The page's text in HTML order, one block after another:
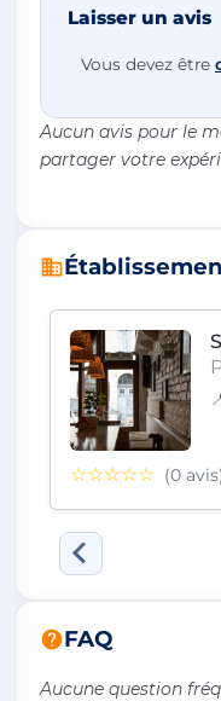
Laisser un avis
Vous devez être
Aucun avis pour le
partager votre
☆☆☆☆☆ (0 avis)
FAQ
Aucune question